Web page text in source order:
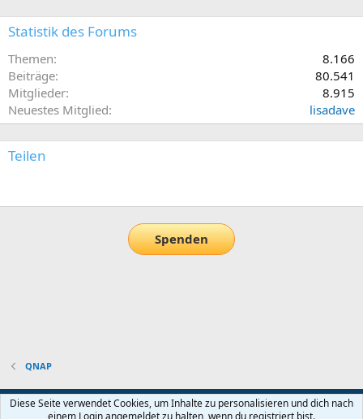
Statistik des Forums
Themen
8.166
Beiträge
80.541
Mitglieder
8.915
Neuestes Mitglied
lisadave
Teilen
Spenden
QNAP
Default-Theme
Diese Seite verwendet Cookies, um Inhalte zu personalisieren und dich nach
einem Login angemeldet zu halten, wenn du registriert bist.